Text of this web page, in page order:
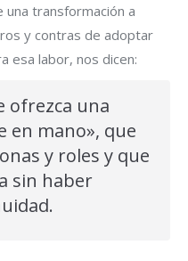
transformación a
y contras de adoptar
esa labor, nos dicen:
ofrezca una
en mano», que
y roles y que
sin haber